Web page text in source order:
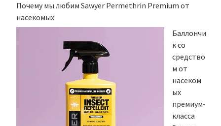
Почему мы любим Sawyer Permethrin Premium от
насекомых
Баллончи
к со
средство
м от
насеком
ых
премиум-
класса